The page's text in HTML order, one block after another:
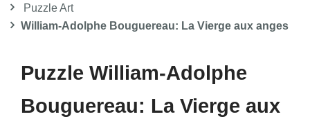
Puzzle Art
William-Adolphe Bouguereau: La Vierge aux anges
Puzzle William-Adolphe
Bouguereau: La Vierge aux